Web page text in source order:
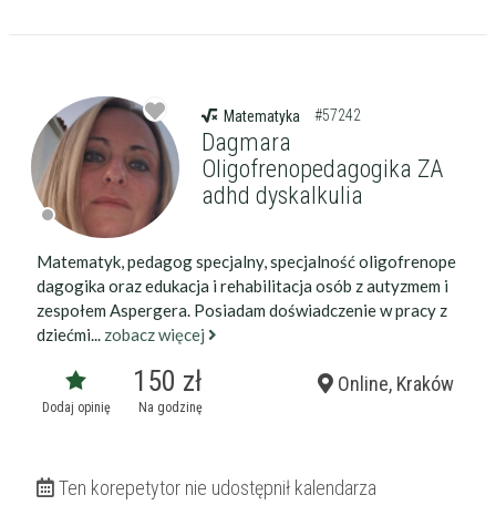
Matematyka #57242
Dagmara
Oligofrenopedagogika ZA
adhd dyskalkulia
Matematyk, pedagog specjalny, specjalność oligofrenope
dagogika oraz edukacja i rehabilitacja osób z autyzmem i
zespołem Aspergera. Posiadam doświadczenie w pracy z
dziećmi... zobacz więcej
Dodaj opinię
150 zł
Na godzinę
Online, Kraków
Ten korepetytor nie udostępnił kalendarza